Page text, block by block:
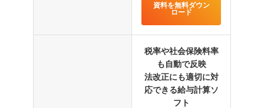
資料を無料ダウン
ロード
税率や社会保険料率
も自動で反映
法改正にも適切に対
応できる給与計算ソ
フト